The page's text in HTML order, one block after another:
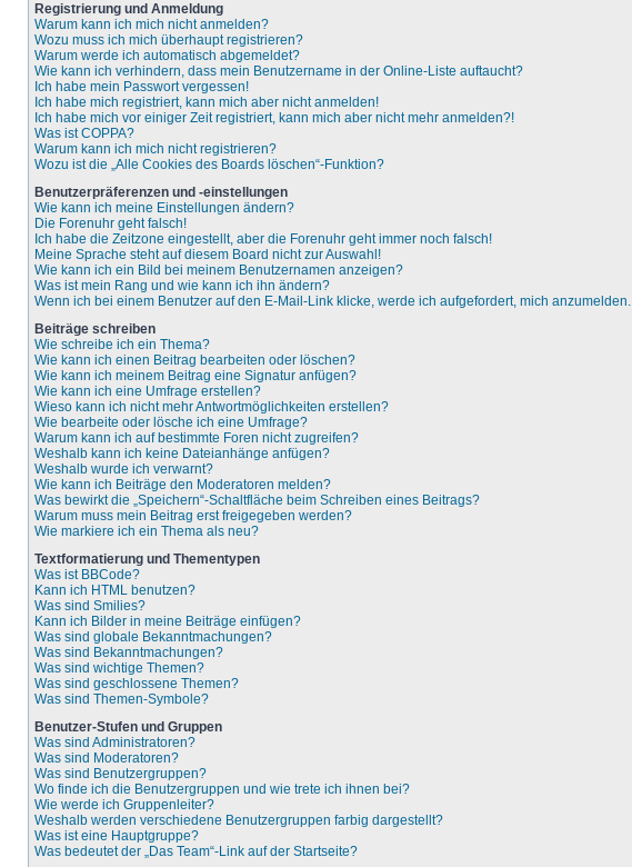
Registrierung und Anmeldung
Warum kann ich mich nicht anmelden?
Wozu muss ich mich überhaupt registrieren?
Warum werde ich automatisch abgemeldet?
Wie kann ich verhindern, dass mein Benutzername in der Online-Liste auftaucht?
Ich habe mein Passwort vergessen!
Ich habe mich registriert, kann mich aber nicht anmelden!
Ich habe mich vor einiger Zeit registriert, kann mich aber nicht mehr anmelden?!
Was ist COPPA?
Warum kann ich mich nicht registrieren?
Wozu ist die „Alle Cookies des Boards löschen“-Funktion?
Benutzerpräferenzen und -einstellungen
Wie kann ich meine Einstellungen ändern?
Die Forenuhr geht falsch!
Ich habe die Zeitzone eingestellt, aber die Forenuhr geht immer noch falsch!
Meine Sprache steht auf diesem Board nicht zur Auswahl!
Wie kann ich ein Bild bei meinem Benutzernamen anzeigen?
Was ist mein Rang und wie kann ich ihn ändern?
Wenn ich bei einem Benutzer auf den E-Mail-Link klicke, werde ich aufgefordert, mich anzumelden.
Beiträge schreiben
Wie schreibe ich ein Thema?
Wie kann ich einen Beitrag bearbeiten oder löschen?
Wie kann ich meinem Beitrag eine Signatur anfügen?
Wie kann ich eine Umfrage erstellen?
Wieso kann ich nicht mehr Antwortmöglichkeiten erstellen?
Wie bearbeite oder lösche ich eine Umfrage?
Warum kann ich auf bestimmte Foren nicht zugreifen?
Weshalb kann ich keine Dateianhänge anfügen?
Weshalb wurde ich verwarnt?
Wie kann ich Beiträge den Moderatoren melden?
Was bewirkt die „Speichern“-Schaltfläche beim Schreiben eines Beitrags?
Warum muss mein Beitrag erst freigegeben werden?
Wie markiere ich ein Thema als neu?
Textformatierung und Thementypen
Was ist BBCode?
Kann ich HTML benutzen?
Was sind Smilies?
Kann ich Bilder in meine Beiträge einfügen?
Was sind globale Bekanntmachungen?
Was sind Bekanntmachungen?
Was sind wichtige Themen?
Was sind geschlossene Themen?
Was sind Themen-Symbole?
Benutzer-Stufen und Gruppen
Was sind Administratoren?
Was sind Moderatoren?
Was sind Benutzergruppen?
Wo finde ich die Benutzergruppen und wie trete ich ihnen bei?
Wie werde ich Gruppenleiter?
Weshalb werden verschiedene Benutzergruppen farbig dargestellt?
Was ist eine Hauptgruppe?
Was bedeutet der „Das Team“-Link auf der Startseite?